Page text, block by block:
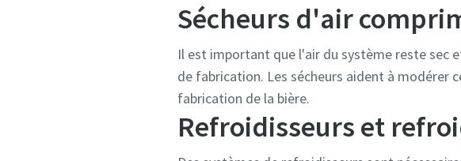
Sécheurs d'air
Il est important que l'air du système reste sec
de fabrication. Les sécheurs aident à modérer
fabrication de la bière.
Refroidisseurs et